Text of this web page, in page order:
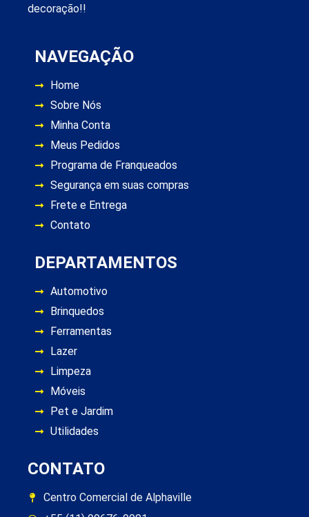
decoração!!
NAVEGAÇÃO
Home
Sobre Nós
Minha Conta
Meus Pedidos
Programa de Franqueados
Segurança em suas compras
Frete e Entrega
Contato
DEPARTAMENTOS
Automotivo
Brinquedos
Ferramentas
Lazer
Limpeza
Móveis
Pet e Jardim
Utilidades
CONTATO
Centro Comercial de Alphaville